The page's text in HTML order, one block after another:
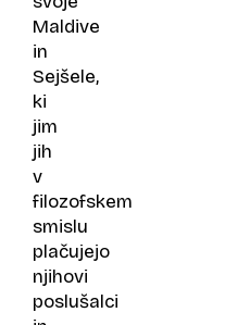
Maldive
in
Sejšele,
ki
jim
jih
v
filozofskem
smislu
plačujejo
njihovi
poslušalci